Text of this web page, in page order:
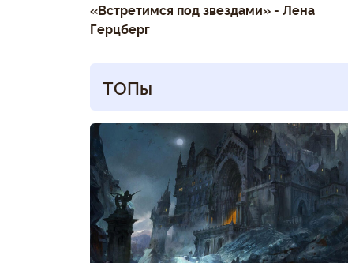
«Встретимся под звездами» - Лена
Герцберг
ТОПы